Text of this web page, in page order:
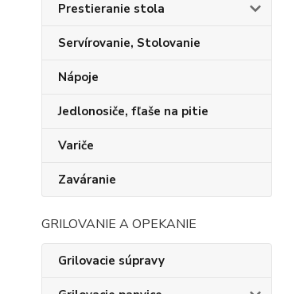
Prestieranie stola
Servírovanie, Stolovanie
Nápoje
Jedlonosiče, fľaše na pitie
Variče
Zaváranie
GRILOVANIE A OPEKANIE
Grilovacie súpravy